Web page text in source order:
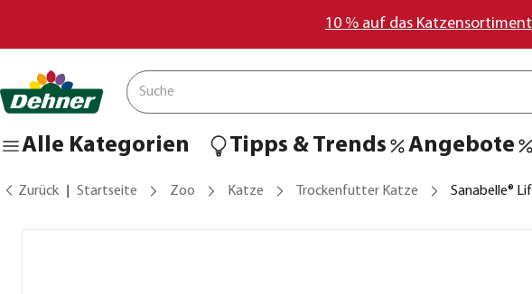
10 % auf das
Alle Kategorien Tipps & Trends Angebote
Zurück Startseite Zoo Katze Trockenfutter Katze Sanabelle®